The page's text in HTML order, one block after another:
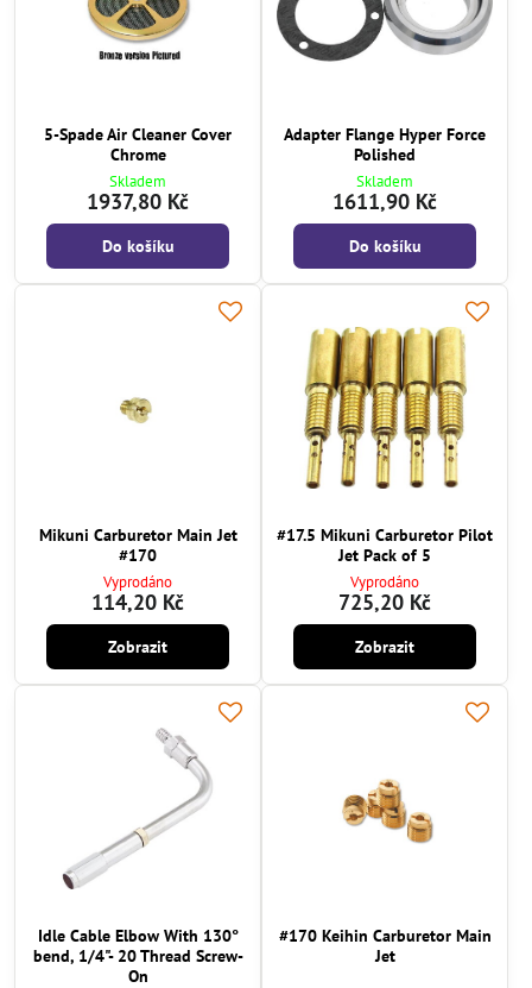
5-Spade Air Cleaner Cover
Chrome
Skladem
1937,80 Kč
Do košíku
Adapter Flange Hyper Force
Polished
Skladem
1611,90 Kč
Do košíku
Mikuni Carburetor Main Jet
#170
Vyprodáno
114,20 Kč
Zobrazit
#17.5 Mikuni Carburetor Pilot
Jet Pack of 5
Vyprodáno
725,20 Kč
Zobrazit
Idle Cable Elbow With 130°
bend, 1/4"- 20 Thread Screw-
On
#170 Keihin Carburetor Main
Jet